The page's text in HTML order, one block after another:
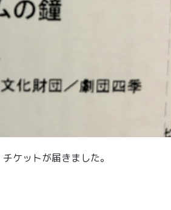
ケットが届きました。